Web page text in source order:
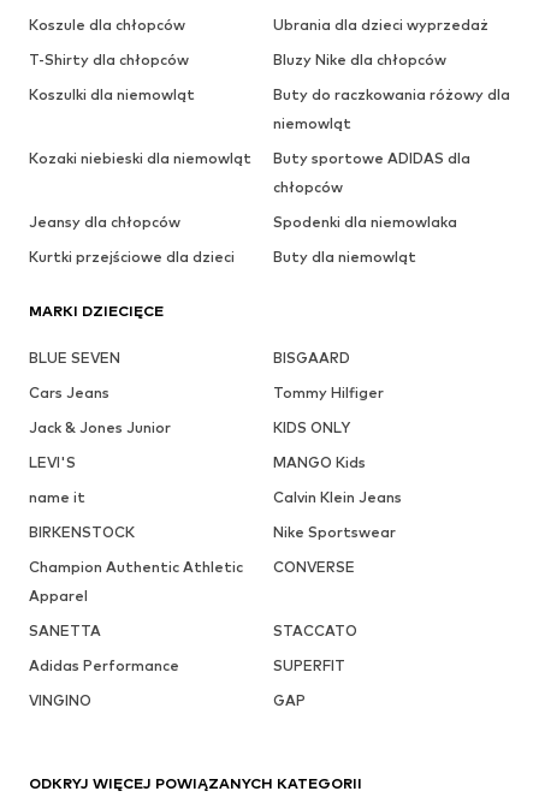
Koszule dla chłopców
Ubrania dla dzieci wyprzedaż
T-Shirty dla chłopców
Bluzy Nike dla chłopców
Koszulki dla niemowląt
Buty do raczkowania różowy dla
niemowląt
Kozaki niebieski dla niemowląt
Buty sportowe ADIDAS dla
chłopców
Jeansy dla chłopców
Spodenki dla niemowlaka
Kurtki przejściowe dla dzieci
Buty dla niemowląt
MARKI DZIECIĘCE
BLUE SEVEN
BISGAARD
Cars Jeans
Tommy Hilfiger
Jack & Jones Junior
KIDS ONLY
LEVI'S
MANGO Kids
name it
Calvin Klein Jeans
BIRKENSTOCK
Nike Sportswear
Champion Authentic Athletic
Apparel
CONVERSE
SANETTA
STACCATO
Adidas Performance
SUPERFIT
VINGINO
GAP
ODKRYJ WIĘCEJ POWIĄZANYCH KATEGORII